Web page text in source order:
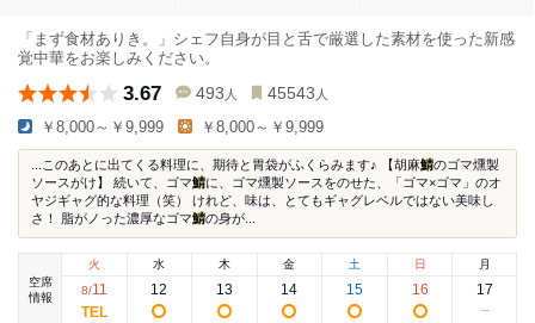
「まず食材ありき。」シェフ自身が目と舌で厳選した素材を使った新感
覚中華をお楽しみください。
3.67 493 人 45543 人
￥8,000～￥9,999 ￥8,000～￥9,999
...このあとに出てくる料理に、期待と胃袋がふくらみます♪ 【胡麻鯖のゴマ燻製
ソースがけ】 続いて、ゴマ鯖に、ゴマ燻製ソースをのせた、「ゴマ×ゴマ」のオ
ヤジギャグ的な料理（笑） けれど、味は、とてもギャグレベルではない美味し
さ！ 脂がノった濃厚なゴマ鯖の身が...
空席
情報
火
8/11
水
12
木
13
金
14
土
15
日
16
月
17